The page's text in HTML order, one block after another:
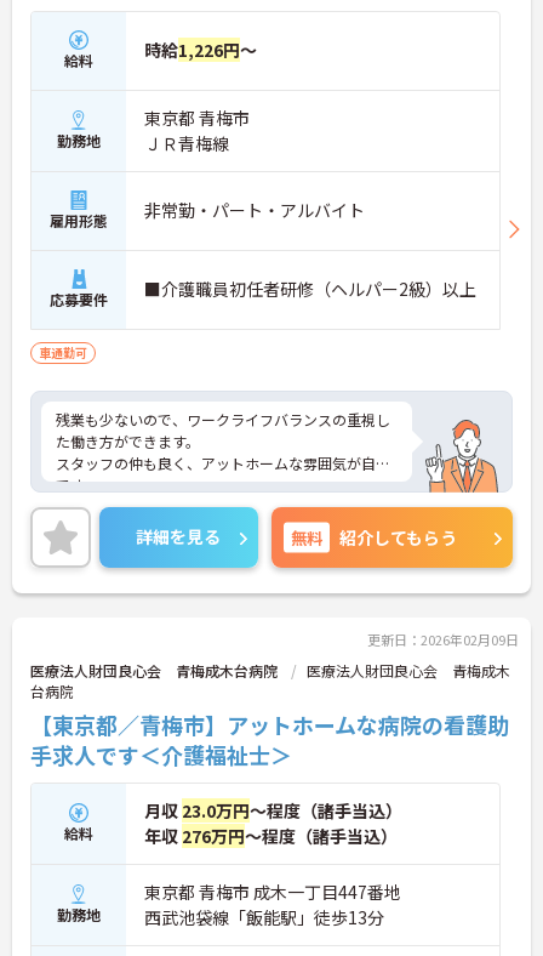
給料 時給1,226円～
勤務地
東京都 青梅市
ＪＲ青梅線
雇用形態 非常勤・パート・アルバイト
応募要件 ■介護職員初任者研修（ヘルパー2級）以上
車通勤可
残業も少ないので、ワークライフバランスの重視し
た働き方ができます。
スタッフの仲も良く、アットホームな雰囲気が自慢
です。
ご興味ある方には、面接対策ポイントなど、詳細を
お話しいたしますのでお気軽にご相談ください。
詳細を見る 無料 紹介してもらう
更新日：2026年02月09日
医療法人財団良心会 青梅成木台病院
医療法人財団良心会 青梅成木
台病院
【東京都／青梅市】アットホームな病院の看護助
手求人です＜介護福祉士＞
給料
月収 23.0万円～程度（諸手当込）
年収 276万円～程度（諸手当込）
勤務地
東京都 青梅市 成木一丁目447番地
西武池袋線「飯能駅」徒歩13分